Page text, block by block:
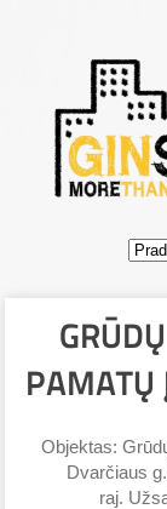
PAMATŲ
Objektas:
Dvarčiaus
raj.